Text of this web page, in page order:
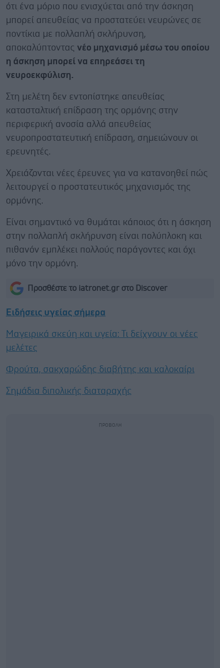
ότι ένα μόριο που ενισχύεται από την άσκηση
μπορεί απευθείας να προστατεύει νευρώνες σε
ποντίκια με πολλαπλή σκλήρυνση,
αποκαλύπτοντας νέο μηχανισμό μέσω του οποίου
η άσκηση μπορεί να επηρεάσει τη
νευροεκφύλιση.
Στη μελέτη δεν εντοπίστηκε απευθείας
κατασταλτική επίδραση της ορμόνης στην
περιφερική ανοσία αλλά απευθείας
νευροπροστατευτική επίδραση, σημειώνουν οι
ερευνητές.
Χρειάζονται νέες έρευνες για να κατανοηθεί πώς
λειτουργεί ο προστατευτικός μηχανισμός της
ορμόνης.
Είναι σημαντικό να θυμάται κάποιος ότι η άσκηση
στην πολλαπλή σκλήρυνση είναι πολύπλοκη και
πιθανόν εμπλέκει πολλούς παράγοντες και όχι
μόνο την ορμόνη.
Προσθέστε το iatronet.gr στο Discover
Ειδήσεις υγείας σήμερα
Μαγειρικά σκεύη και υγεία: Τι δείχνουν οι νέες
μελέτες
Φρούτα, σακχαρώδης διαβήτης και καλοκαίρι
Σημάδια διπολικής διαταραχής